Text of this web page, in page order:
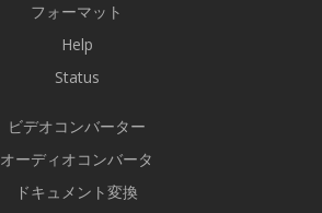
フォーマット
Help
Status
ビデオコンバーター
オーディオコンバータ
ドキュメント変換